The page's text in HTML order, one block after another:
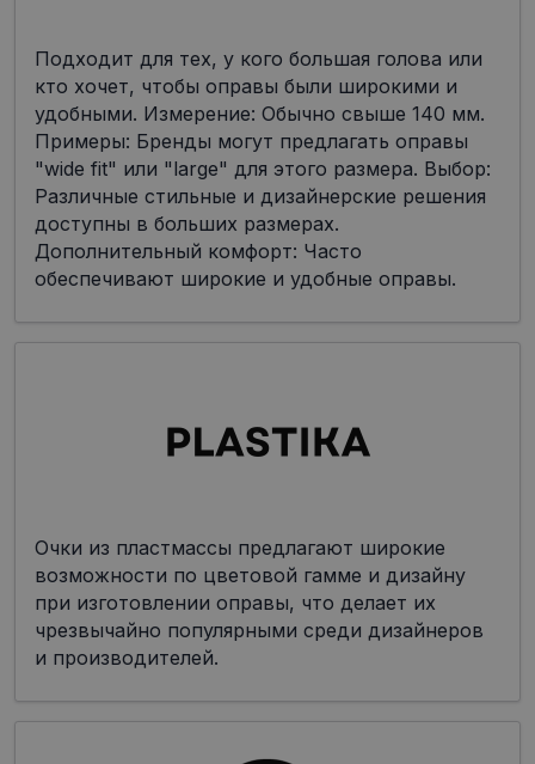
Подходит для тех, у кого большая голова или
кто хочет, чтобы оправы были широкими и
удобными. Измерение: Обычно свыше 140 мм.
Примеры: Бренды могут предлагать оправы
"wide fit" или "large" для этого размера. Выбор:
Различные стильные и дизайнерские решения
доступны в больших размерах.
Дополнительный комфорт: Часто
обеспечивают широкие и удобные оправы.
Очки из пластмассы предлагают широкие
возможности по цветовой гамме и дизайну
при изготовлении оправы, что делает их
чрезвычайно популярными среди дизайнеров
и производителей.